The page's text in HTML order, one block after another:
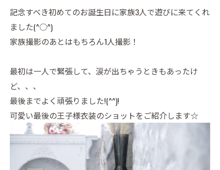
記念すべき初めてのお誕生日に家族3人で遊びに来てくれ
ました(^○^)
家族撮影のあとはもちろん1人撮影！
最初は一人で緊張して、涙が出ちゃうときもあったけ
ど、、、
最後までよく頑張りました!(^^)!
可愛い最後の王子様衣装のショットをご紹介します☆